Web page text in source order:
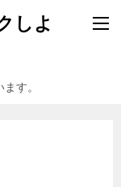
しよ
す。